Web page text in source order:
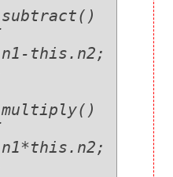
this.n2;